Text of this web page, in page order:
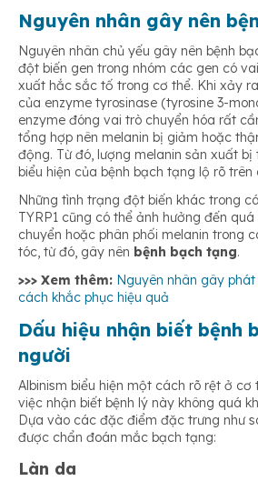
Nguyên nhân gây nên
Nguyên nhân chủ yếu gây nên bệnh
đột biến gen trong nhóm các gen có
xuất hắc sắc tố trong cơ thể. Khi xảy
của enzyme tyrosinase (tyrosine 3-
enzyme đóng vai trò chuyển hóa rất
tổng hợp nên melanin bị giảm hoặc
động. Từ đó, lượng melanin sản xuất bị
biểu hiện của bệnh bạch tạng lộ rõ trên
Những tình trạng đột biến khác trong
TYRP1 cũng có thể ảnh hưởng đến
chuyển hoặc phân phối melanin trong
tóc, từ đó, gây nên bệnh bạch tạng.
>>> Xem thêm: Nguyên nhân gây
cách khắc phục hiệu quả
Dấu hiệu nhận biết bệnh
người
Albinism biểu hiện một cách rõ rệt ở cơ
việc nhận biết bệnh lý này không quá
Dựa vào các đặc điểm đặc trưng như
được chẩn đoán mắc bạch tạng:
Làn da